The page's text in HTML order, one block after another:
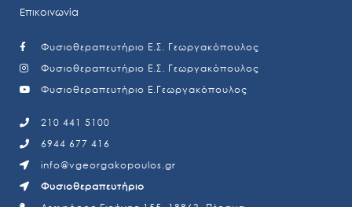
Επικοινωνία
Φυσιοθεραπευτήριο Ε.Σ. Γεωργακόπουλος
Φυσιοθεραπευτήριο Ε.Σ. Γεωργακόπουλος
Φυσιοθεραπευτήριο Ε.Γεωργακόπουλος
210 441 5100
6944 677 416
info@vgeorgakopoulos.gr
Φυσιοθεραπευτήριο